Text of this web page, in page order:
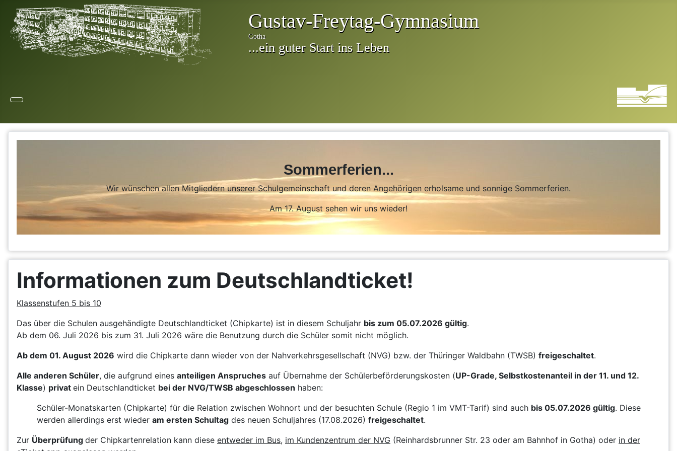
Sommerferien...
Wir wünschen allen Mitgliedern unserer Schulgemeinschaft und deren Angehörigen erholsame und sonnige Sommerferien.
Am 17. August sehen wir uns wieder!
Informationen zum Deutschlandticket!
Klassenstufen 5 bis 10
Das über die Schulen ausgehändigte Deutschlandticket (Chipkarte) ist in diesem Schuljahr bis zum 05.07.2026 gültig.
Ab dem 06. Juli 2026 bis zum 31. Juli 2026 wäre die Benutzung durch die Schüler somit nicht möglich.
Ab dem 01. August 2026 wird die Chipkarte dann wieder von der Nahverkehrsgesellschaft (NVG) bzw. der Thüringer Waldbahn (TWSB) freigeschaltet.
Alle anderen Schüler, die aufgrund eines anteiligen Anspruches auf Übernahme der Schülerbeförderungskosten (UP-Grade, Selbstkostenanteil in der 11. und 12.
Klasse) privat ein Deutschlandticket bei der NVG/TWSB abgeschlossen haben:
Schüler-Monatskarten (Chipkarte) für die Relation zwischen Wohnort und der besuchten Schule (Regio 1 im VMT-Tarif) sind auch bis 05.07.2026 gültig. Diese
werden allerdings erst wieder am ersten Schultag des neuen Schuljahres (17.08.2026) freigeschaltet.
Zur Überprüfung der Chipkartenrelation kann diese entweder im Bus, im Kundenzentrum der NVG (Reinhardsbrunner Str. 23 oder am Bahnhof in Gotha) oder in der